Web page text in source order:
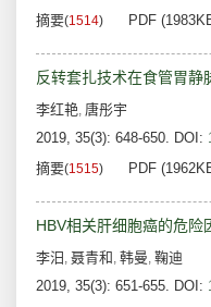
摘要(1514) PDF
反转套扎技术在食管胃静
李红艳, 唐彤宇
2019, 35(3): 648-650. DOI:
摘要(1515) PDF
HBV相关肝细胞癌的危险
李汨 , 聂青和 , 韩曼, 鞠迪
2019, 35(3): 651-655. DOI: